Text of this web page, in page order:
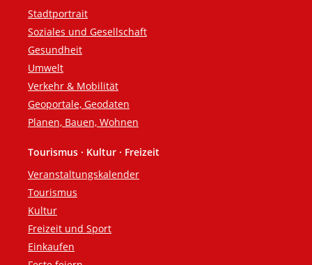
Stadtportrait
Soziales und Gesellschaft
Gesundheit
Umwelt
Verkehr & Mobilität
Geoportale, Geodaten
Planen, Bauen, Wohnen
Tourismus · Kultur · Freizeit
Veranstaltungskalender
Tourismus
Kultur
Freizeit und Sport
Einkaufen